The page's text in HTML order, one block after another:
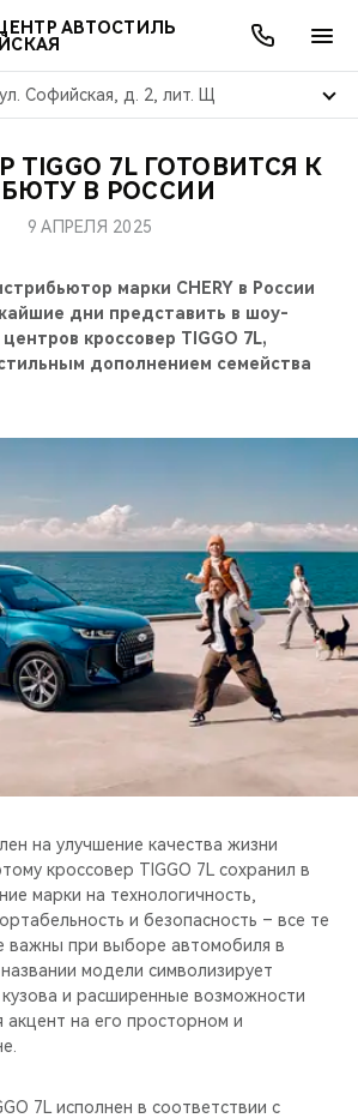
АВТОСТИЛЬ
Софийская, д. 2, лит. Щ
МОДЕЛИ
ПОКУПАТЕЛЯМ
ВЛАДЕЛЬЦАМ
МИР CHERY
АКЦИИ
ОНЛАЙН СЕРВИСЫ
О КОМПАНИИ
TIGGO 7L ГОТОВИТСЯ К
В РОССИИ
9 АПРЕЛЯ 2025
марки CHERY в России
дни представить в шоу-
кроссовер TIGGO 7L,
дополнением семейства
на улучшение качества жизни
кроссовер TIGGO 7L сохранил в
марки на технологичность,
и безопасность – все те
важны при выборе автомобиля в
модели символизирует
и расширенные возможности
акцент на его просторном и
7L исполнен в соответствии с